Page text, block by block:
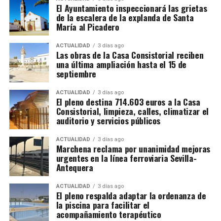
desafío para algunas personas.
Muy cerca de la cueva, está Benaoján pueblo blanco
ideal para pasear, disfrutar de su arquitectura y
degustar la gastronomía local.
Santo Domingo, antiguo convento vinculado a la
Inquisición, añade otra capa a este viaje. Sus muros
guardan historias incómodas, necesarias para
comprender la complejidad de la ciudad. Mientras
Media
Desde el siglo XII hasta el XVI, la Fiesta de los Locos se
celebraba en distintos puntos de Europa, especialmente
en Francia, España y Alemania. Se realizaba en torno al
28 de diciembre (Día de los Santos Inocentes)o en la
víspera de Año Nuevo y se caracterizaba por:
Elegir a un «Obispo de los Locos»
que presidía la celebración.Procesiones irreverentes
donde clérigos y laicos intercambiaban roles en parodias
de ceremonias religiosas.Burlas al poder y al clero
que generó la persecución de la festividad por parte de
la Iglesia.
El Ayuntamiento inspeccionará las grietas
de la escalera de la explanda de Santa
María al Picadero
ACTUALIDAD 3 días ago
Las obras de la Casa Consistorial reciben
una última ampliación hasta el 15 de
septiembre
ACTUALIDAD 3 días ago
El pleno destina 714.603 euros a la Casa
Consistorial, limpieza, calles, climatizar el
auditorio y servicios públicos
ACTUALIDAD 3 días ago
Marchena reclama por unanimidad mejoras
urgentes en la línea ferroviaria Sevilla-
Antequera
ACTUALIDAD 3 días ago
El pleno respalda adaptar la ordenanza de
la piscina para facilitar el
acompañamiento terapéutico